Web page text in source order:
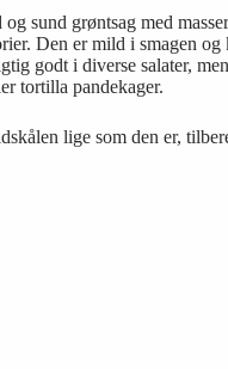
sund grøntsag med
Den er mild i smagen og
godt i diverse salater,
tortilla pandekager.
lige som den er,